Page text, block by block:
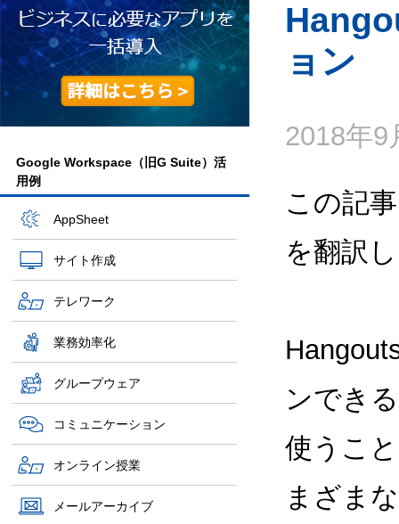
Google Workspace（旧G Suite）活
用例
AppSheet
サイト作成
テレワーク
業務効率化
グループウェア
コミュニケーション
オンライン授業
メールアーカイブ
ョン
2018年9
この記
を翻訳
ンでき
使うこ
まざま